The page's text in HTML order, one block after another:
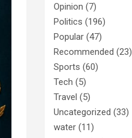
Opinion (7)
Politics (196)
Popular (47)
Recommended (23)
Sports (60)
Tech (5)
Travel (5)
Uncategorized (33)
water (11)